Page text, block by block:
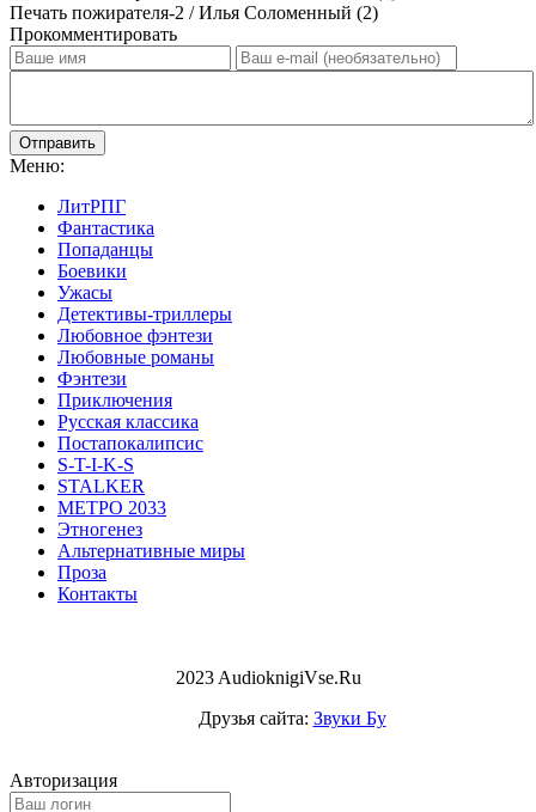
Печать пожирателя-2 / Илья Соломенный (2)
Прокомментировать
Отправить
Меню:
ЛитРПГ
Фантастика
Попаданцы
Боевики
Ужасы
Детективы-триллеры
Любовное фэнтези
Любовные романы
Фэнтези
Приключения
Русская классика
Постапокалипсис
S-T-I-K-S
STALKER
МЕТРО 2033
Этногенез
Альтернативные миры
Проза
Контакты
2023 AudioknigiVse.Ru
Друзья сайта: Звуки Бу
Авторизация